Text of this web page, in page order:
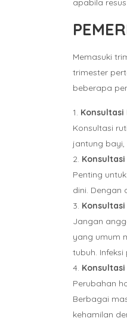
apabila
Memasuki
trimester
beberapa
Konsultasi
Konsultasi
jantung
Penting
dini. Dengan
Konsultasi
Jangan
yang umum
tubuh.
Perubahan
Berbagai
kehamilan